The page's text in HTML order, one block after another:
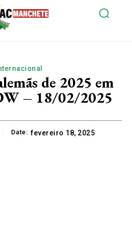
de 2025 em
– 18/02/2025
Date: fevereiro 18, 2025